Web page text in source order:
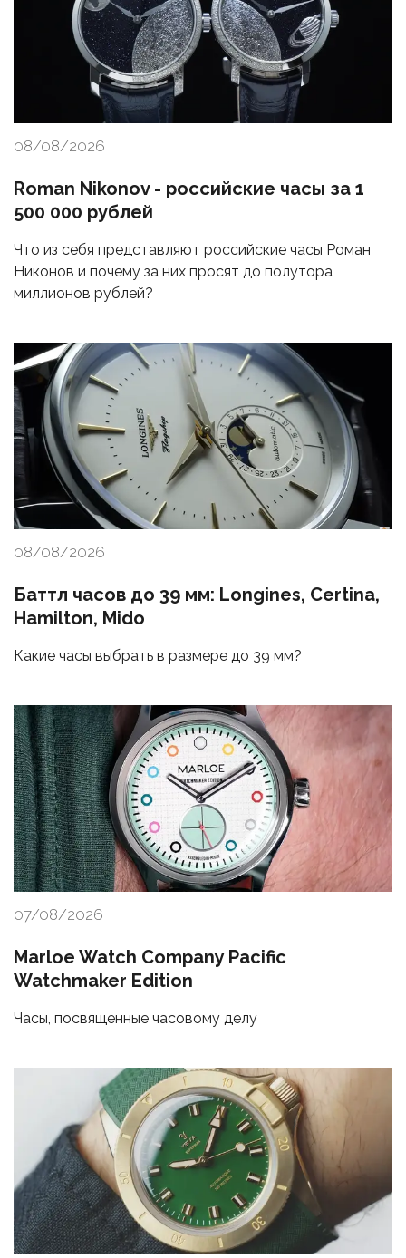
08/08/2026
Roman Nikonov - российские часы за 1
500 000 рублей
Что из себя представляют российские часы Роман
Никонов и почему за них просят до полутора
миллионов рублей?
08/08/2026
Баттл часов до 39 мм: Longines, Certina,
Hamilton, Mido
Какие часы выбрать в размере до 39 мм?
07/08/2026
Marloe Watch Company Pacific
Watchmaker Edition
Часы, посвященные часовому делу